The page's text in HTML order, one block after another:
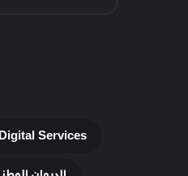
Services